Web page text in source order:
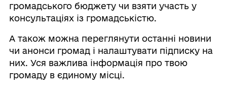
громадського бюджету чи взяти участь у
консультаціях із громадськістю.
А також можна переглянути останні новини
чи анонси громад і налаштувати підписку на
них. Уся важлива інформація про твою
громаду в єдиному місці.